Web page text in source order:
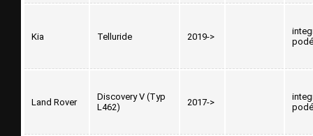
Kia Telluride 2019->
Land Rover
Discovery V (Typ
L462)
2017->